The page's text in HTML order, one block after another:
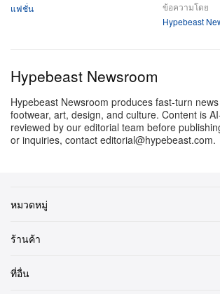
เมืองนี้ มันคือก้าวกระโดดที่ยก ‘โรแมนซ์’
ชมคอลเล็กชั่น Spring 2026 ของ Off-
เลอรีด้านบน
แฟชั่น
ข้อความโดย
Hypebeast
Hypebeast Newsroom
Hypebeast Newsroom produces fast-turn
footwear, art, design, and culture. Content is
reviewed by our editorial team before
or inquiries, contact editorial@hypebeast.com.
หมวดหมู่
ร้านค้า
ที่อื่น